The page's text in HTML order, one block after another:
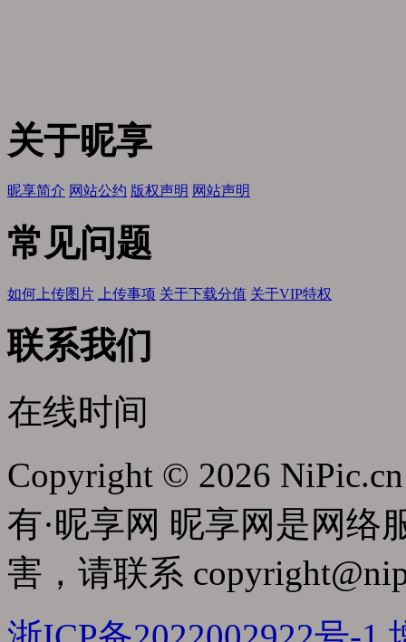
关于昵享
昵享简介 网站公约 版权声明 网站声明
常见问题
如何上传图片 上传事项 关于下载分值 关于VIP特权
联系我们
在线时间
Copyright © 2026
有·昵享网 昵享网是网络
害，请联系